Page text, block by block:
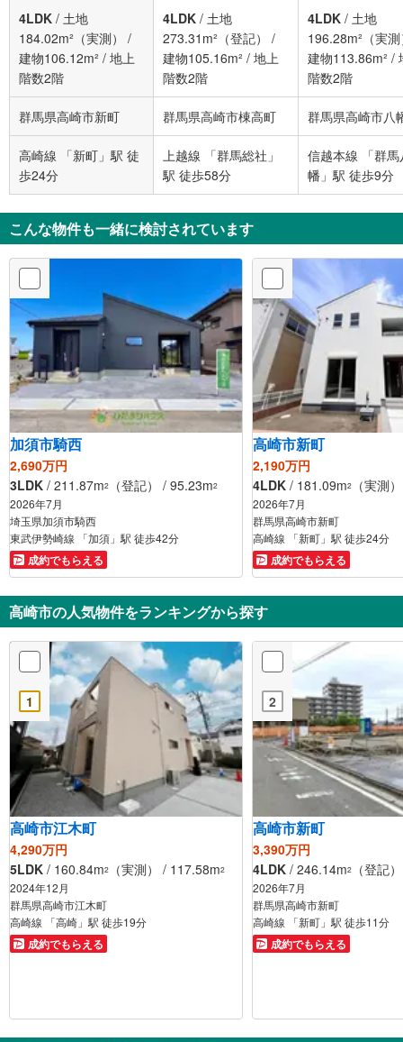
4LDK / 土地
184.02m²（実測）
/
建物106.12m² / 地上
階数2階
4LDK / 土地
273.31m²（登記）
/
建物105.16m² / 地上
階数2階
4LDK / 土地
196.28m²（実
建物113.86m² /
階数2階
群馬県高崎市新町 群馬県高崎市棟高町 群馬県高崎市八
高崎線 「新町」駅 徒
歩24分
上越線 「群馬総社」
駅 徒歩58分
信越本線 「群馬
幡」駅 徒歩9分
こんな物件も一緒に検討されています
加須市騎西
2,690万円
3LDK / 211.87m2 （登記） / 95.23m2
2026年7月
埼玉県加須市騎西
東武伊勢崎線 「加須」駅 徒歩42分
成約でもらえる
高崎市新町
2,190万円
4LDK / 181.09m2 （実測
2026年7月
群馬県高崎市新町
高崎線 「新町」駅 徒歩24分
成約でもらえる
高崎市の人気物件をランキングから探す
1
高崎市江木町
4,290万円
5LDK / 160.84m2 （実測） / 117.58m2
2024年12月
群馬県高崎市江木町
高崎線 「高崎」駅 徒歩19分
成約でもらえる
2
高崎市新町
3,390万円
4LDK / 246.14m2 （登記
2026年7月
群馬県高崎市新町
高崎線 「新町」駅 徒歩11分
成約でもらえる